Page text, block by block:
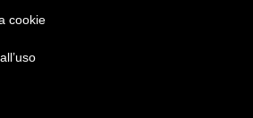
cookie